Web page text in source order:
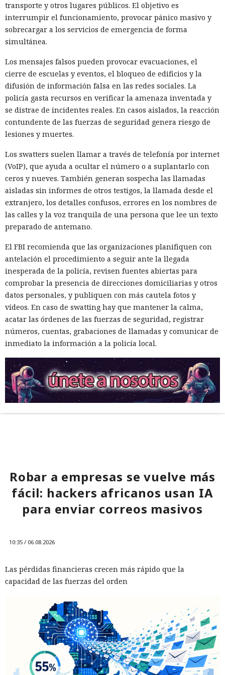
transporte y otros lugares públicos. El objetivo es
interrumpir el funcionamiento, provocar pánico masivo y
sobrecargar a los servicios de emergencia de forma
simultánea.
Los mensajes falsos pueden provocar evacuaciones, el
cierre de escuelas y eventos, el bloqueo de edificios y la
difusión de información falsa en las redes sociales. La
policía gasta recursos en verificar la amenaza inventada y
se distrae de incidentes reales. En casos aislados, la reacción
contundente de las fuerzas de seguridad genera riesgo de
lesiones y muertes.
Los swatters suelen llamar a través de telefonía por internet
(VoIP), que ayuda a ocultar el número o a suplantarlo con
ceros y nueves. También generan sospecha las llamadas
aisladas sin informes de otros testigos, la llamada desde el
extranjero, los detalles confusos, errores en los nombres de
las calles y la voz tranquila de una persona que lee un texto
preparado de antemano.
El FBI recomienda que las organizaciones planifiquen con
antelación el procedimiento a seguir ante la llegada
inesperada de la policía, revisen fuentes abiertas para
comprobar la presencia de direcciones domiciliarias y otros
datos personales, y publiquen con más cautela fotos y
vídeos. En caso de swatting hay que mantener la calma,
acatar las órdenes de las fuerzas de seguridad, registrar
números, cuentas, grabaciones de llamadas y comunicar de
inmediato la información a la policía local.
Robar a empresas se vuelve más
fácil: hackers africanos usan IA
para enviar correos masivos
10:35 / 06.08.2026
Las pérdidas financieras crecen más rápido que la
capacidad de las fuerzas del orden